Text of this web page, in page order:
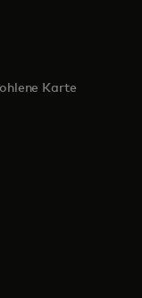
Karte
geöffnet